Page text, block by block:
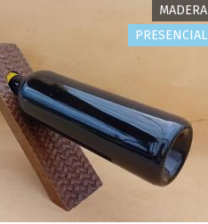
MADERA
PRESENCIAL